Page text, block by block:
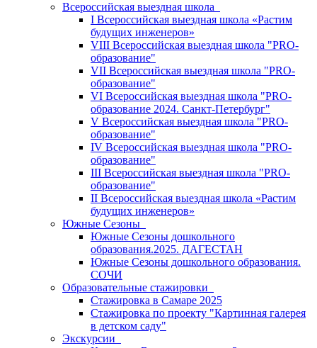
Всероссийская выездная школа
I Всероссийская выездная школа «Растим
будущих инженеров»
VIII Всероссийская выездная школа "PRO-
образование"
VII Всероссийская выездная школа "PRO-
образование"
VI Всероссийская выездная школа "PRO-
образование 2024. Санкт-Петербург"
V Всероссийская выездная школа "PRO-
образование"
IV Всероссийская выездная школа "PRO-
образование"
III Всероссийская выездная школа "PRO-
образование"
II Всероссийская выездная школа «Растим
будущих инженеров»
Южные Сезоны
Южные Сезоны дошкольного
образования.2025. ДАГЕСТАН
Южные Сезоны дошкольного образования.
СОЧИ
Образовательные стажировки
Стажировка в Самаре 2025
Стажировка по проекту "Картинная галерея
в детском саду"
Экскурсии